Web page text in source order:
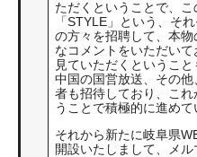
ただくということで、こ
「STYLE」という、そ
の方々を招聘して、本
なコメントをいただい
見ていただくというこ
中国の国営放送、その
者も招待しており、こ
うことで積極的に進めて
それから新たに岐阜県
開設いたしまして、メ